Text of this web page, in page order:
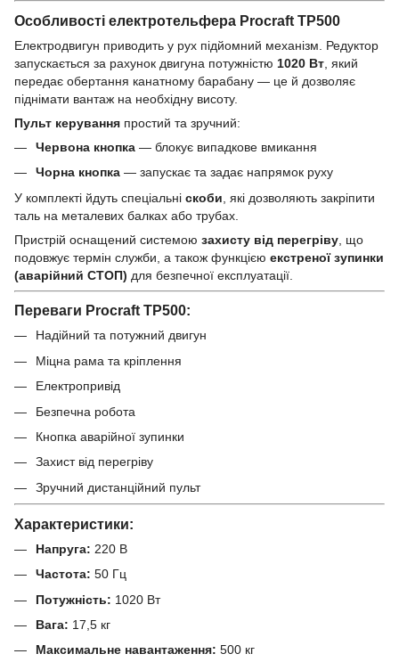
Особливості електротельфера Procraft TP500
Електродвигун приводить у рух підйомний механізм. Редуктор
запускається за рахунок двигуна потужністю 1020 Вт , який
передає обертання канатному барабану — це й дозволяє
піднімати вантаж на необхідну висоту.
Пульт керування простий та зручний:
Червона кнопка — блокує випадкове вмикання
Чорна кнопка — запускає та задає напрямок руху
У комплекті йдуть спеціальні скоби , які дозволяють закріпити
таль на металевих балках або трубах.
Пристрій оснащений системою захисту від перегріву , що
подовжує термін служби, а також функцією екстреної зупинки
(аварійний СТОП) для безпечної експлуатації.
Переваги Procraft TP500:
Надійний та потужний двигун
Міцна рама та кріплення
Електропривід
Безпечна робота
Кнопка аварійної зупинки
Захист від перегріву
Зручний дистанційний пульт
Характеристики:
Напруга: 220 В
Частота: 50 Гц
Потужність: 1020 Вт
Вага: 17,5 кг
Максимальне навантаження: 500 кг